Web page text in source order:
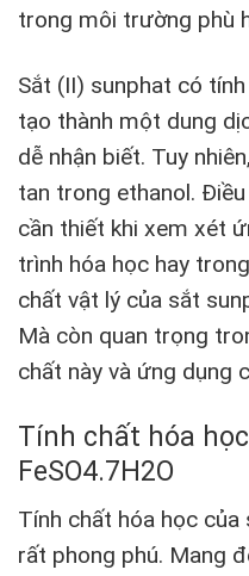
trong môi trường phù
Sắt (II) sunphat có
tạo thành một dung
dễ nhận biết. Tuy
tan trong ethanol.
cần thiết khi xem xét
trình hóa học hay
chất vật lý của sắt
Mà còn quan trọng
chất này và ứng dụng
Tính chất hóa
FeSO4.7H2O
Tính chất hóa học của
rất phong phú. Mang